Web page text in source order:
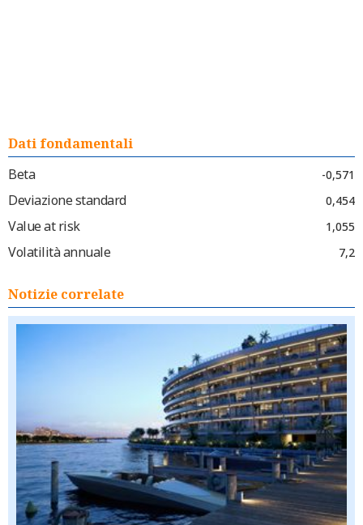
Dati fondamentali
Beta
-0,571
Deviazione standard 0,454
Value at risk 1,055
Volatilità annuale 7,2
Notizie correlate